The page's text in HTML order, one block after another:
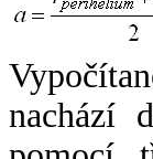
nachází